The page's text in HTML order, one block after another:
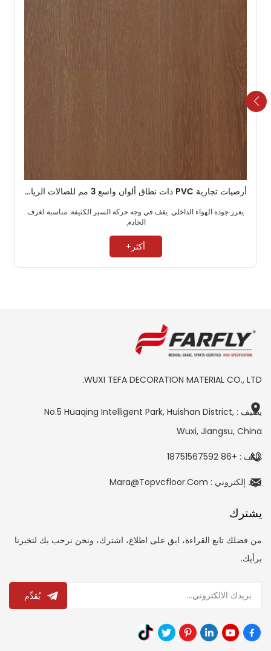
أرضيات تجارية PVC ذات نطاق ألوان واسع 3 مم للصالات الرياضية
يعزز جودة الهواء الداخلي. يقف في وجه حركة السير الكثيفة. مناسبة لغرف
الخادم. ​
أكثر+
WUXI TEFA DECORATION MATERIAL CO., LTD.
يضيف : No.5 Huaqing Intelligent Park, Huishan District,
Wuxi, Jiangsu, China
هاتف : +86 18751567592
بريد إلكتروني : Mara@topvcfloor.com
يشترك
من فضلك تابع القراءة، ابق على اطلاع، اشترك، ونحن نرحب بك لتخبرنا
برأيك.
يُقدِّم